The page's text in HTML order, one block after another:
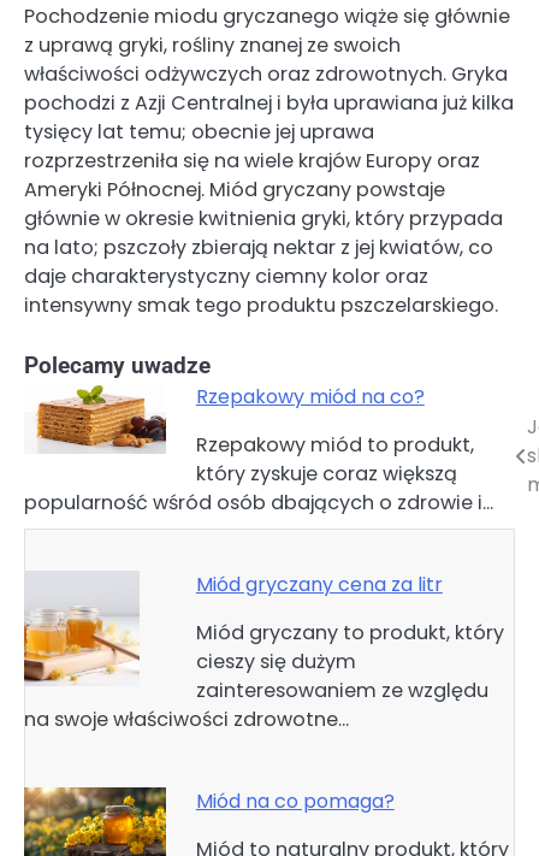
Pochodzenie miodu gryczanego wiąże się głównie
z uprawą gryki, rośliny znanej ze swoich
właściwości odżywczych oraz zdrowotnych. Gryka
pochodzi z Azji Centralnej i była uprawiana już kilka
tysięcy lat temu; obecnie jej uprawa
rozprzestrzeniła się na wiele krajów Europy oraz
Ameryki Północnej. Miód gryczany powstaje
głównie w okresie kwitnienia gryki, który przypada
na lato; pszczoły zbierają nektar z jej kwiatów, co
daje charakterystyczny ciemny kolor oraz
intensywny smak tego produktu pszczelarskiego.
Polecamy uwadze
Rzepakowy miód na co?
Rzepakowy miód to produkt,
który zyskuje coraz większą
popularność wśród osób dbających o zdrowie i…
Miód gryczany cena za litr
Miód gryczany to produkt, który
cieszy się dużym
zainteresowaniem ze względu
na swoje właściwości zdrowotne…
Miód na co pomaga?
Miód to naturalny produkt, który
Nawigacja